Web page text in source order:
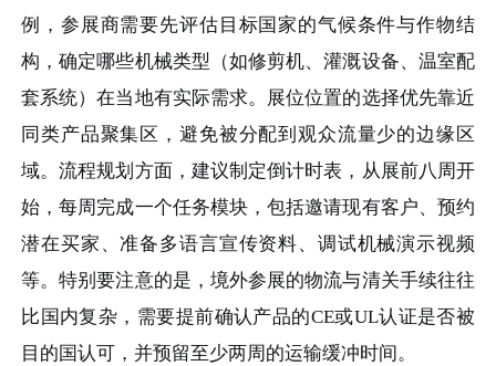
例，参展商需要先评估目标国家的气候条件与作物结
构，确定哪些机械类型（如修剪机、灌溉设备、温室配
套系统）在当地有实际需求。展位位置的选择优先靠近
同类产品聚集区，避免被分配到观众流量少的边缘区
域。流程规划方面，建议制定倒计时表，从展前八周开
始，每周完成一个任务模块，包括邀请现有客户、预约
潜在买家、准备多语言宣传资料、调试机械演示视频
等。特别要注意的是，境外参展的物流与清关手续往往
比国内复杂，需要提前确认产品的CE或UL认证是否被
目的国认可，并预留至少两周的运输缓冲时间。